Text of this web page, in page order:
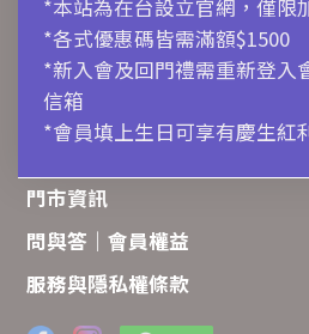
*本站為在台設立官網，僅限
*各式優惠碼皆需滿額$1500
*新入會及回門禮需重新登入
信箱
*會員填上生日可享有慶生紅
購物流程
聯絡我們
商品保養
門市資訊
問與答｜會員權益
服務與隱私權條款